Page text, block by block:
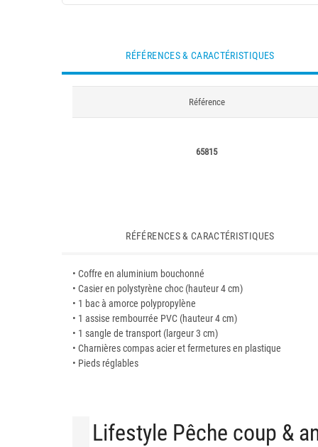
RÉFÉRENCES & CARACTÉRISTIQUES
Référence
65815
RÉFÉRENCES & CARACTÉRISTIQUES
• Coffre en aluminium bouchonné
• Casier en polystyrène choc (hauteur 4 cm)
• 1 bac à amorce polypropylène
• 1 assise rembourrée PVC (hauteur 4 cm)
• 1 sangle de transport (largeur 3 cm)
• Charnières compas acier et fermetures en plastique
• Pieds réglables
Lifestyle Pêche coup &